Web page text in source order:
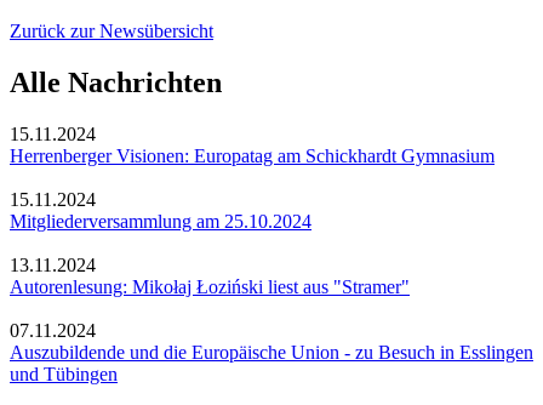
Zurück zur Newsübersicht
Alle Nachrichten
15.11.2024
Herrenberger Visionen: Europatag am Schickhardt Gymnasium
15.11.2024
Mitgliederversammlung am 25.10.2024
13.11.2024
Autorenlesung: Mikołaj Łoziński liest aus "Stramer"
07.11.2024
Auszubildende und die Europäische Union - zu Besuch in Esslingen
und Tübingen